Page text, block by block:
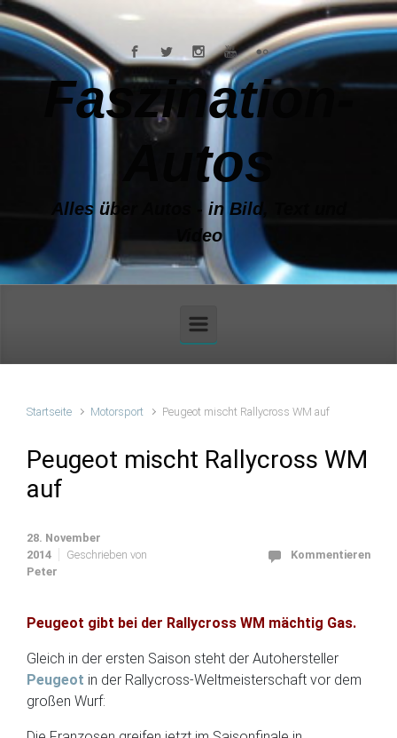
Zum Hauptinhalt springen
Faszination-
Autos
Alles über Autos - in Bild, Text und
Video
Startseite Motorsport Peugeot mischt Rallycross WM auf
Peugeot mischt Rallycross WM
auf
28. November
2014
Geschrieben von
Peter
Kommentieren
Peugeot gibt bei der Rallycross WM mächtig Gas.
Gleich in der ersten Saison steht der Autohersteller
Peugeot in der Rallycross-Weltmeisterschaft vor dem
großen Wurf: